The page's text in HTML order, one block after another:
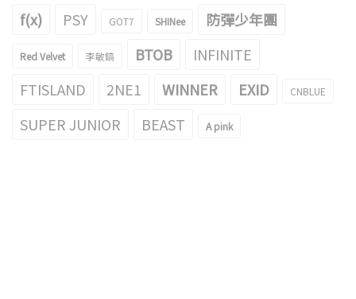
f(x) PSY GOT7 SHINee 防彈少年團
Red Velvet 李敏鎬 BTOB
INFINITE
FTISLAND
2NE1 WINNER EXID CNBLUE
SUPER JUNIOR BEAST A pink